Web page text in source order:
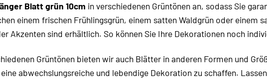
Blatt grün 10cm in verschiedenen Grüntönen an, sodass Sie
einem frischen Frühlingsgrün, einem satten Waldgrün oder einem
Akzenten sind erhältlich. So können Sie Ihre Dekorationen noch
Grüntönen bieten wir auch Blätter in anderen Formen und
abwechslungsreiche und lebendige Dekoration zu schaffen.